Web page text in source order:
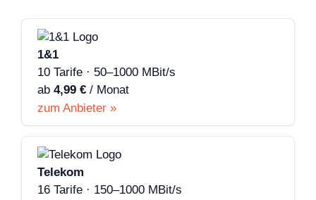
1&1
10 Tarife · 50–1000 MBit/s
ab 4,99 € / Monat
zum Anbieter »
Telekom
16 Tarife · 150–1000 MBit/s